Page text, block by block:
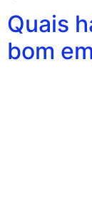
Quais
bom